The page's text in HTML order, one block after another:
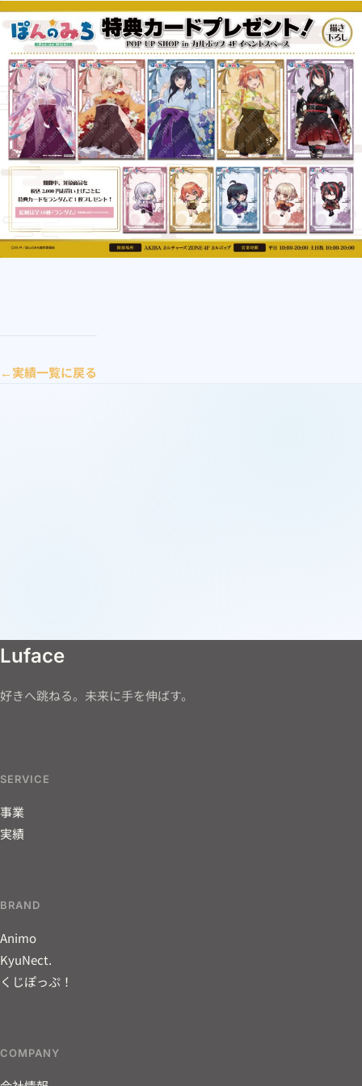
実績一覧に戻る
Luface
好きへ跳ねる。未来に手を伸ばす。
SERVICE
事業
実績
BRAND
Animo
KyuNect.
くじぽっぷ！
COMPANY